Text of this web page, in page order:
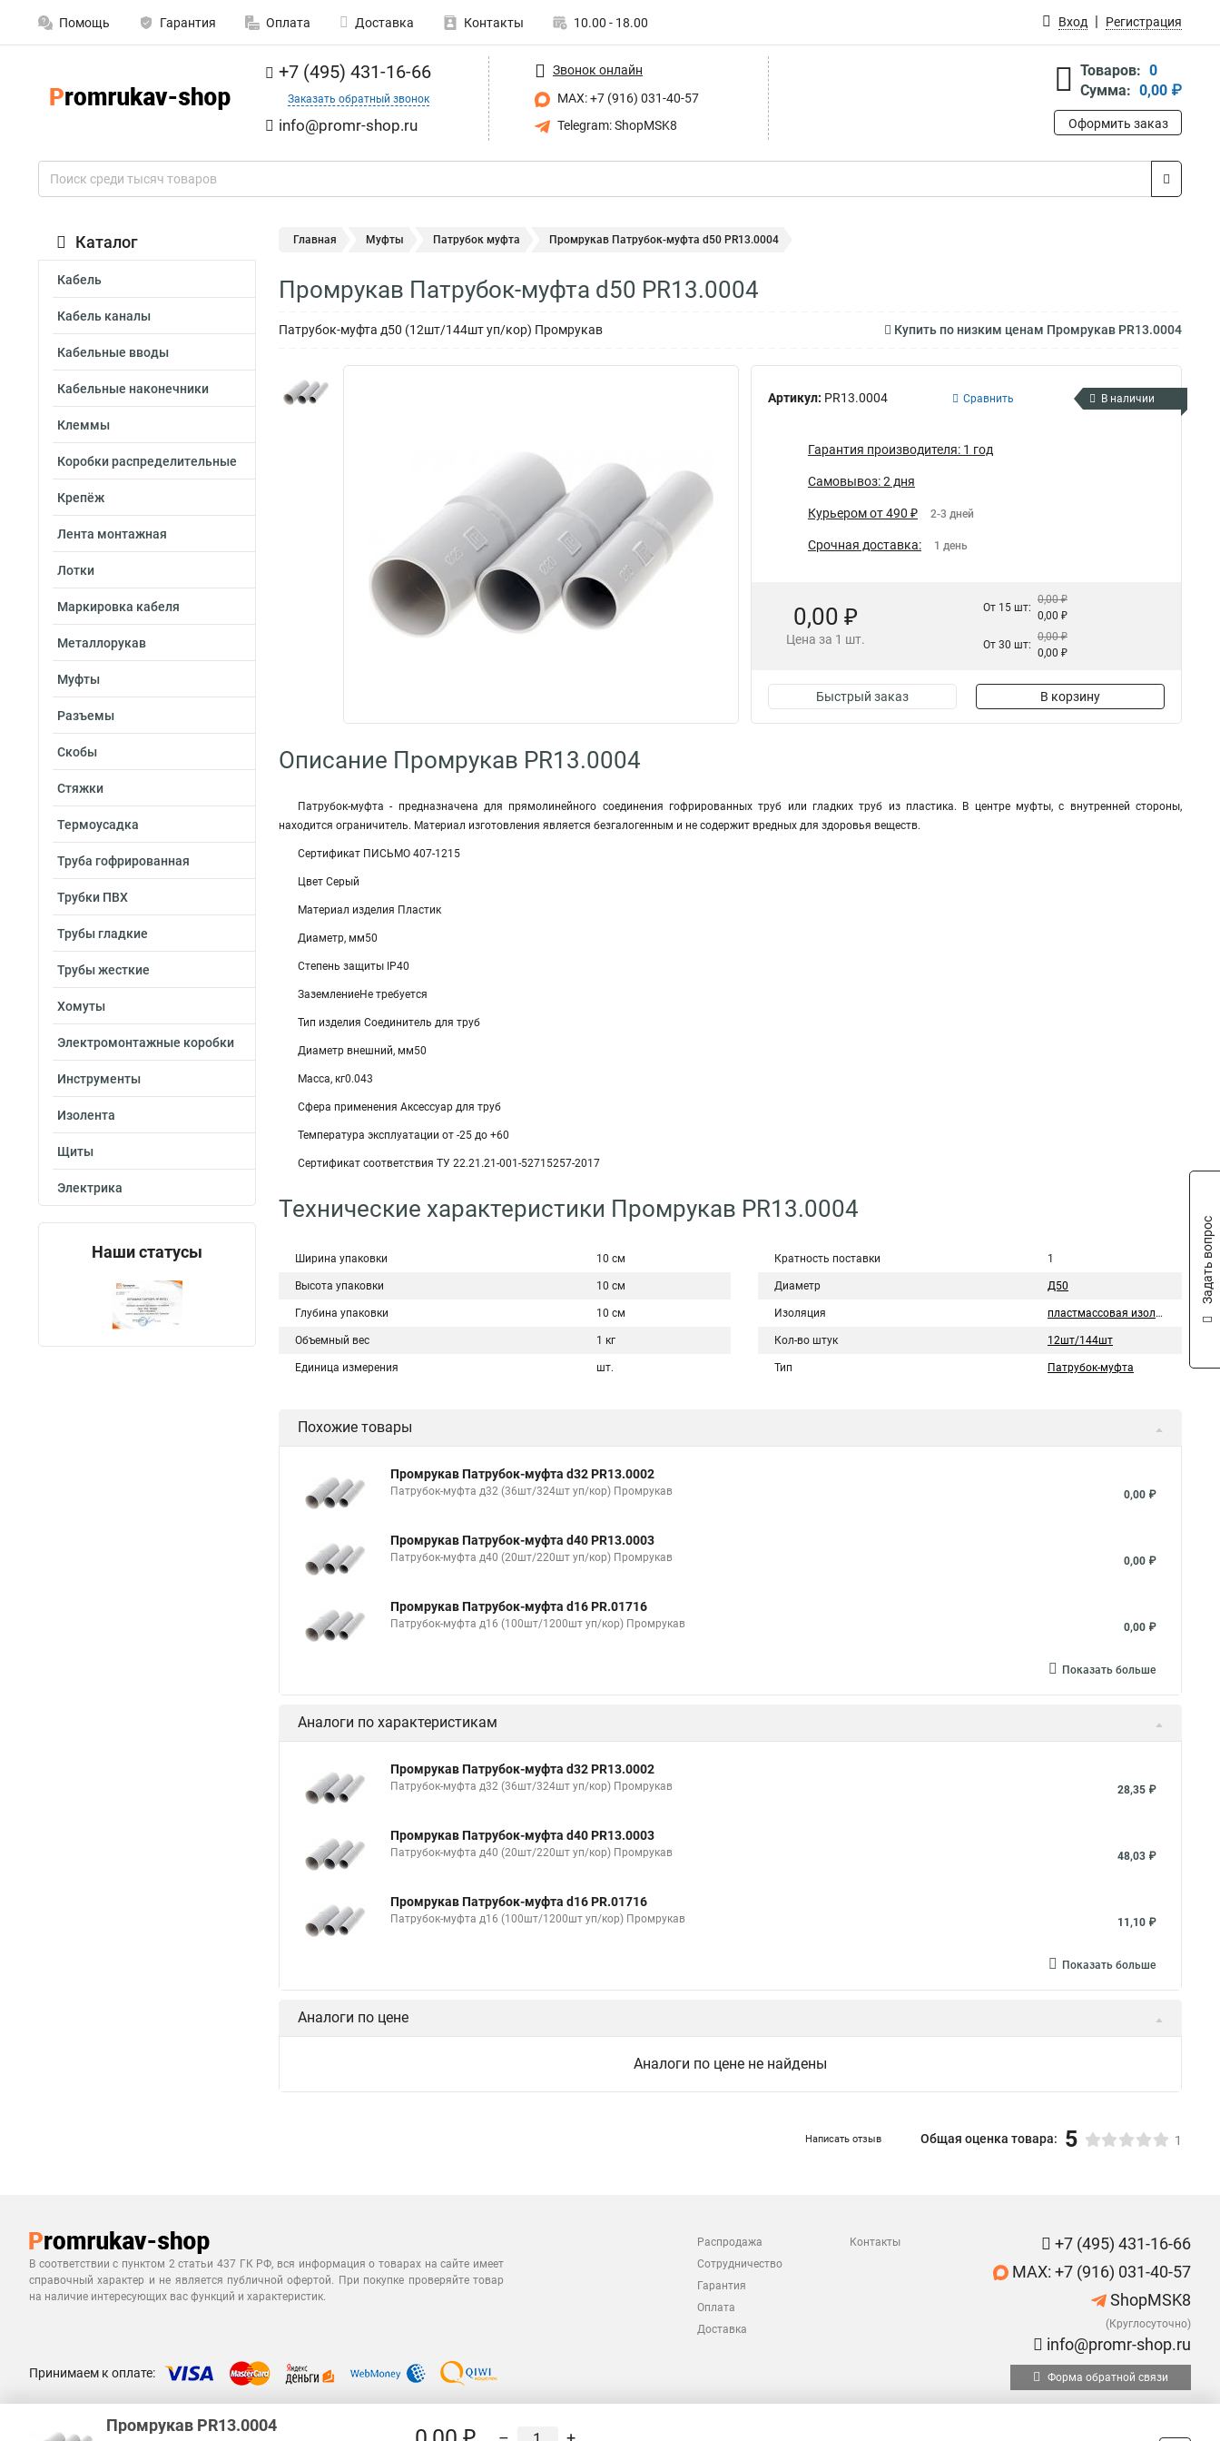
Помощь Гарантия Оплата Доставка Контакты 10.00 - 18.00 Вход Регистрация
+7 (495) 431-16-66
Заказать обратный звонок
info@promr-shop.ru
Звонок онлайн
MAX: +7 (916) 031-40-57
Telegram: ShopMSK8
Товаров: 0
Сумма: 0,00 ₽
Оформить заказ
Каталог
Кабель
Кабель каналы
Кабельные вводы
Кабельные наконечники
Клеммы
Коробки распределительные
Крепёж
Лента монтажная
Лотки
Маркировка кабеля
Металлорукав
Муфты
Разъемы
Скобы
Стяжки
Термоусадка
Труба гофрированная
Трубки ПВХ
Трубы гладкие
Трубы жесткие
Хомуты
Электромонтажные коробки
Инструменты
Изолента
Щиты
Электрика
Наши статусы
Главная Муфты Патрубок муфта Промрукав Патрубок-муфта d50 PR13.0004
Промрукав Патрубок-муфта d50 PR13.0004
Патрубок-муфта д50 (12шт/144шт уп/кор) Промрукав Купить по низким ценам Промрукав PR13.0004
Артикул: PR13.0004 Сравнить В наличии
Гарантия производителя: 1 год
Самовывоз: 2 дня
Курьером от 490 ₽ 2-3 дней
Срочная доставка: 1 день
0,00 ₽
Цена за 1 шт.
От 15 шт:
0,00 ₽
0,00 ₽
От 30 шт:
0,00 ₽
0,00 ₽
Быстрый заказ В корзину
Описание Промрукав PR13.0004
Патрубок-муфта - предназначена для прямолинейного соединения гофрированных труб или гладких труб из пластика. В центре муфты, с внутренней стороны,
находится ограничитель. Материал изготовления является безгалогенным и не содержит вредных для здоровья веществ.
Сертификат ПИСЬМО 407-1215
Цвет Серый
Материал изделия Пластик
Диаметр, мм50
Степень защиты IP40
ЗаземлениеНе требуется
Тип изделия Соединитель для труб
Диаметр внешний, мм50
Масса, кг0.043
Сфера применения Аксессуар для труб
Температура эксплуатации от -25 до +60
Сертификат соответствия ТУ 22.21.21-001-52715257-2017
Технические характеристики Промрукав PR13.0004
Ширина упаковки 10 см
Высота упаковки 10 см
Глубина упаковки 10 см
Объемный вес 1 кг
Единица измерения шт.
Кратность поставки 1
Диаметр Д50
Изоляция пластмассовая изоляция
Кол-во штук 12шт/144шт
Тип Патрубок-муфта
Похожие товары
Промрукав Патрубок-муфта d32 PR13.0002
Патрубок-муфта д32 (36шт/324шт уп/кор) Промрукав 0,00 ₽
Промрукав Патрубок-муфта d40 PR13.0003
Патрубок-муфта д40 (20шт/220шт уп/кор) Промрукав 0,00 ₽
Промрукав Патрубок-муфта d16 PR.01716
Патрубок-муфта д16 (100шт/1200шт уп/кор) Промрукав 0,00 ₽
Показать больше
Аналоги по характеристикам
Промрукав Патрубок-муфта d32 PR13.0002
Патрубок-муфта д32 (36шт/324шт уп/кор) Промрукав 28,35 ₽
Промрукав Патрубок-муфта d40 PR13.0003
Патрубок-муфта д40 (20шт/220шт уп/кор) Промрукав 48,03 ₽
Промрукав Патрубок-муфта d16 PR.01716
Патрубок-муфта д16 (100шт/1200шт уп/кор) Промрукав 11,10 ₽
Показать больше
Аналоги по цене
Аналоги по цене не найдены
Написать отзыв Общая оценка товара: 5 1
В соответствии с пунктом 2 статьи 437 ГК РФ, вся информация о товарах на сайте имеет
справочный характер и не является публичной офертой. При покупке проверяйте товар
на наличие интересующих вас функций и характеристик.
Распродажа
Сотрудничество
Гарантия
Оплата
Доставка
Контакты
+7 (495) 431-16-66
MAX: +7 (916) 031-40-57
ShopMSK8
(Круглосуточно)
info@promr-shop.ru
Принимаем к оплате: Форма обратной связи
Промрукав PR13.0004
Задать вопрос